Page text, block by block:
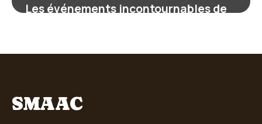
Les événements incontournables de
SMAAC